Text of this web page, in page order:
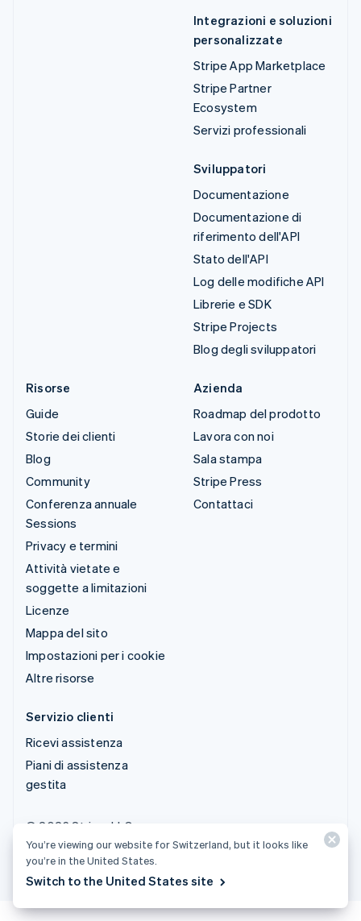
Integrazioni e soluzioni
personalizzate
Stripe App Marketplace
Stripe Partner
Ecosystem
Servizi professionali
Sviluppatori
Documentazione
Documentazione di
riferimento dell'API
Stato dell'API
Log delle modifiche API
Librerie e SDK
Stripe Projects
Blog degli sviluppatori
Risorse
Guide
Storie dei clienti
Blog
Community
Conferenza annuale
Sessions
Privacy e termini
Attività vietate e
soggette a limitazioni
Licenze
Mappa del sito
Impostazioni per i cookie
Altre risorse
Azienda
Roadmap del prodotto
Lavora con noi
Sala stampa
Stripe Press
Contattaci
Servizio clienti
Ricevi assistenza
Piani di assistenza
gestita
© 2026 Stripe, LLC
You’re viewing our website for Switzerland, but it looks like
you’re in the United States.
Switch to the United States site